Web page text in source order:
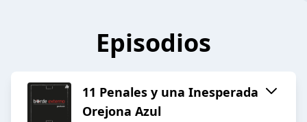
Episodios
11 Penales y una Inesperada
Orejona Azul